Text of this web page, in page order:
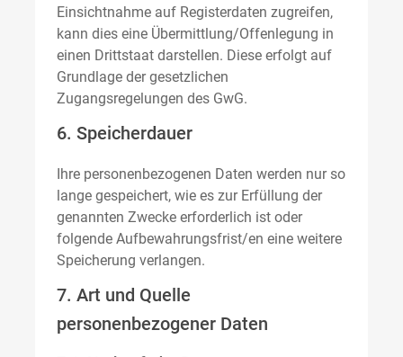
Einsichtnahme auf Registerdaten zugreifen,
kann dies eine Übermittlung/Offenlegung in
einen Drittstaat darstellen. Diese erfolgt auf
Grundlage der gesetzlichen
Zugangsregelungen des GwG.
6. Speicherdauer
Ihre personenbezogenen Daten werden nur so
lange gespeichert, wie es zur Erfüllung der
genannten Zwecke erforderlich ist oder
folgende Aufbewahrungsfrist/en eine weitere
Speicherung verlangen.
7. Art und Quelle
personenbezogener Daten